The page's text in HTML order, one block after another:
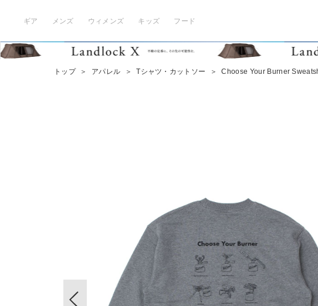
ギア メンズ ウィメンズ キッズ フード
トップ ＞ アパレル ＞ Tシャツ・カットソー ＞ Choose Your Burner